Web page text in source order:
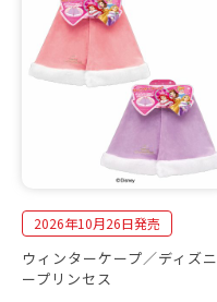
2026年10月26日発売
ウィンターケープ／ディズニ
ープリンセス